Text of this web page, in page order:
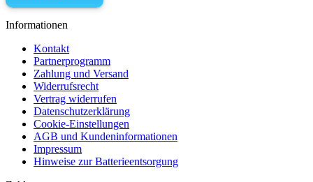
Informationen
Kontakt
Partnerprogramm
Zahlung und Versand
Widerrufsrecht
Vertrag widerrufen
Datenschutzerklärung
Cookie-Einstellungen
AGB und Kundeninformationen
Impressum
Hinweise zur Batterieentsorgung